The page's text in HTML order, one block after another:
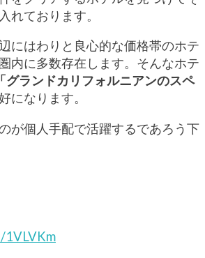
れております。
にはわりと良心的な価格帯のホテ
内に多数存在します。そんなホテ
「グランドカリフォルニアンのスペ
になります。
が個人手配で活躍するであろう下